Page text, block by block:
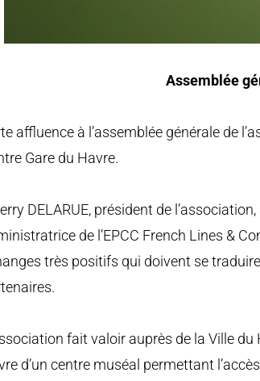
Assemblée
affluence à l’assemblée générale de
Gare du Havre.
DELARUE, président de
de l’EPCC French Lines &
très positifs qui doivent se
fait valoir auprès de la Ville
d’un centre muséal permettant